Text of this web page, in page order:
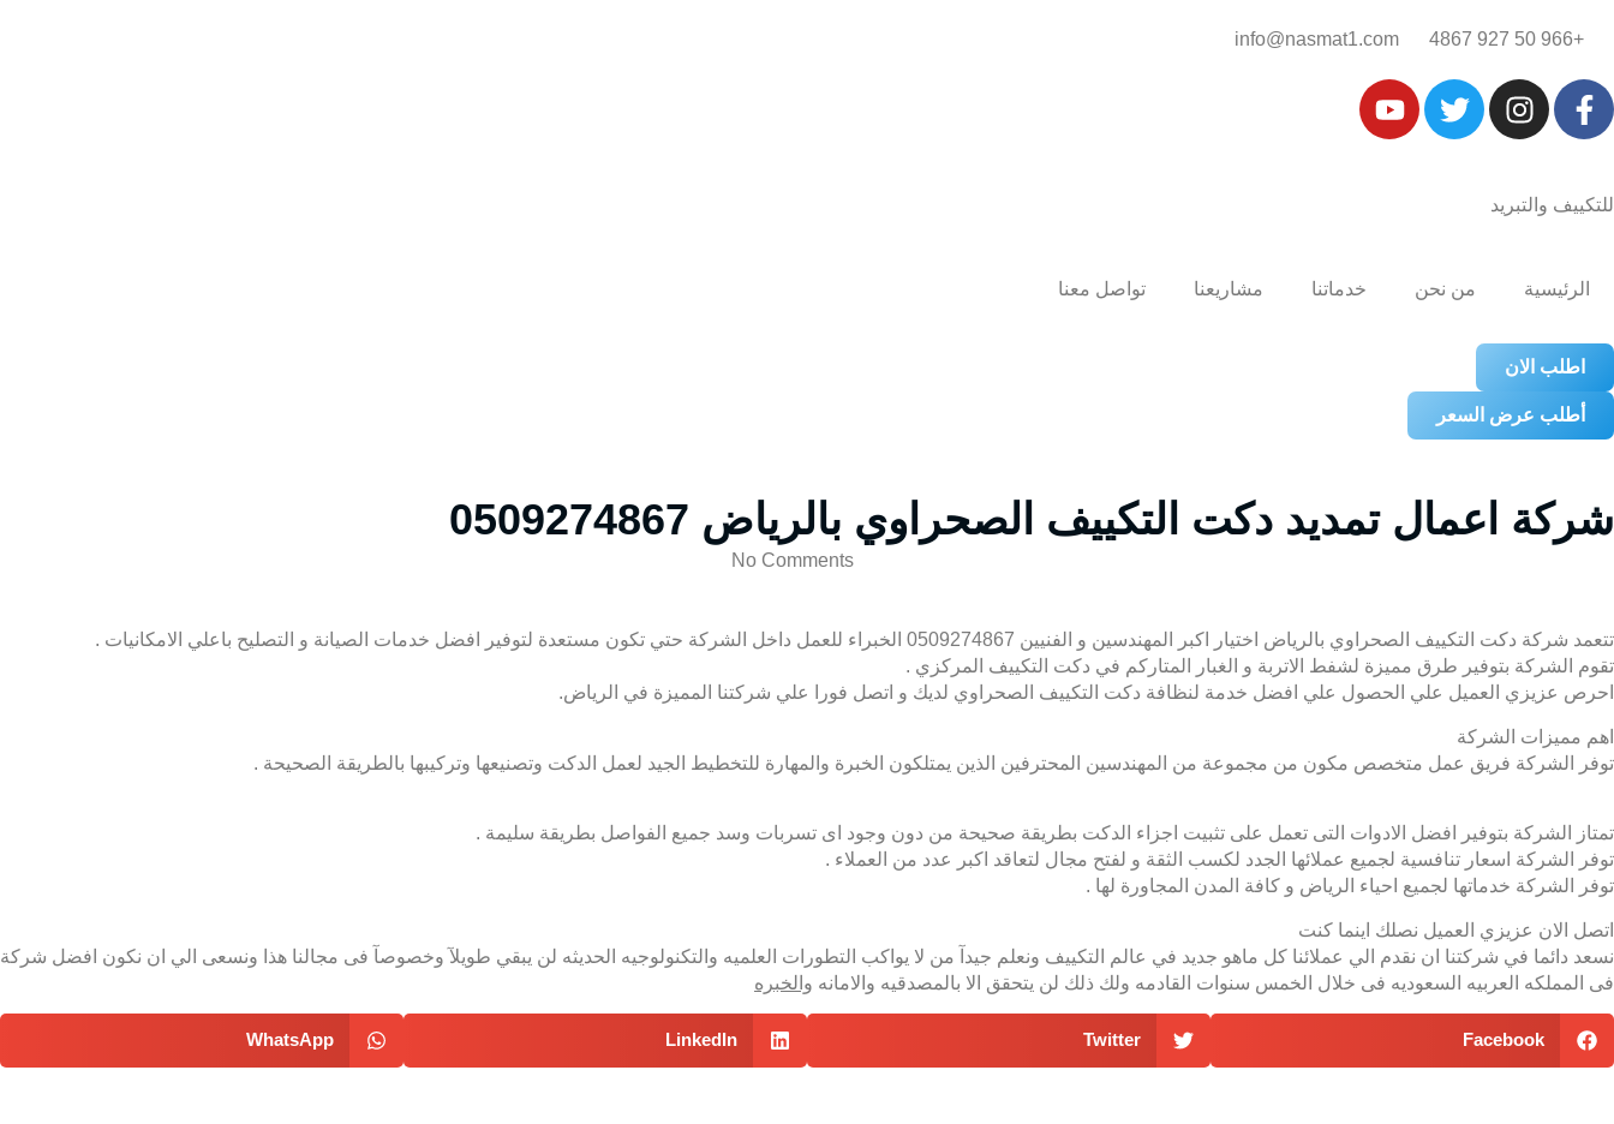
+966 50 927 4867‎‏
info@nasmat1.com
للتكييف والتبريد
الرئيسية من نحن خدماتنا مشاريعنا تواصل معنا
اطلب الان
أطلب عرض السعر
شركة اعمال تمديد دكت التكييف الصحراوي بالرياض 0509274867
No Comments
تتعمد شركة دكت التكييف الصحراوي بالرياض اختيار اكبر المهندسين و الفنيين 0509274867 الخبراء للعمل داخل الشركة حتي تكون مستعدة لتوفير افضل خدمات الصيانة و التصليح باعلي الامكانيات .
تقوم الشركة بتوفير طرق مميزة لشفط الاتربة و الغبار المتاركم في دكت التكييف المركزي .
احرص عزيزي العميل علي الحصول علي افضل خدمة لنظافة دكت التكييف الصحراوي لديك و اتصل فورا علي شركتنا المميزة في الرياض.
اهم مميزات الشركة
توفر الشركة فريق عمل متخصص مكون من مجموعة من المهندسين المحترفين الذين يمتلكون الخبرة والمهارة للتخطيط الجيد لعمل الدكت وتصنيعها وتركيبها بالطريقة الصحيحة .
تمتاز الشركة بتوفير افضل الادوات التى تعمل على تثبيت اجزاء الدكت بطريقة صحيحة من دون وجود اى تسربات وسد جميع الفواصل بطريقة سليمة .
توفر الشركة اسعار تنافسية لجميع عملائها الجدد لكسب الثقة و لفتح مجال لتعاقد اكبر عدد من العملاء .
توفر الشركة خدماتها لجميع احياء الرياض و كافة المدن المجاورة لها .
اتصل الان عزيزي العميل نصلك اينما كنت
نسعد دائما في شركتنا ان نقدم الي عملائنا كل ماهو جديد في عالم التكييف ونعلم جيدآ من لا يواكب التطورات العلميه والتكنولوجيه الحديثه لن يبقي طويلآ وخصوصآ فى مجالنا هذا ونسعى الي ان نكون افضل شركة
فى المملكه العربيه السعوديه فى خلال الخمس سنوات القادمه ولك ذلك لن يتحقق الا بالمصدقيه والامانه والخبره
Facebook
Twitter
LinkedIn
WhatsApp